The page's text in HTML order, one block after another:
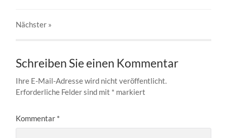
Nächster »
Schreiben Sie einen Kommentar
Ihre E-Mail-Adresse wird nicht veröffentlicht.
Erforderliche Felder sind mit * markiert
Kommentar *